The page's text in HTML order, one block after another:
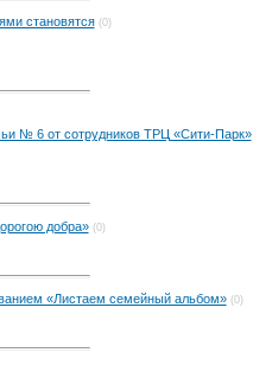
становятся (0)
№ 6 от сотрудников ТРЦ «Сити-Парк»
добра» (0)
«Листаем семейный альбом» (0)